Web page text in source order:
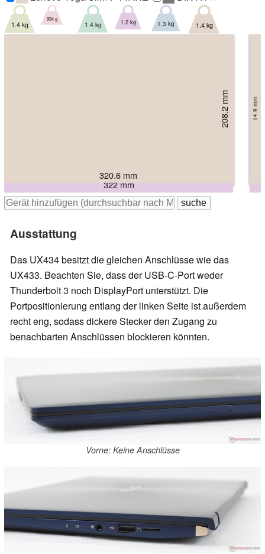
325 mm
214 mm 16 mm
1.4 kg
323 mm
211 mm 18 mm
994 g
321.57 mm
211.59 mm 16.9 mm
1.4 kg
322 mm
222 mm 16 mm
1.2 kg
199 mm 16.9 mm
1.3 kg
320.6 mm
208.2 mm 14.9 mm
1.4 kg
Ausstattung
Das UX434 besitzt die gleichen Anschlüsse wie das
UX433. Beachten Sie, dass der USB-C-Port weder
Thunderbolt 3 noch DisplayPort unterstützt. Die
Portpositionierung entlang der linken Seite ist außerdem
recht eng, sodass dickere Stecker den Zugang zu
benachbarten Anschlüssen blockieren könnten.
Vorne: Keine Anschlüsse